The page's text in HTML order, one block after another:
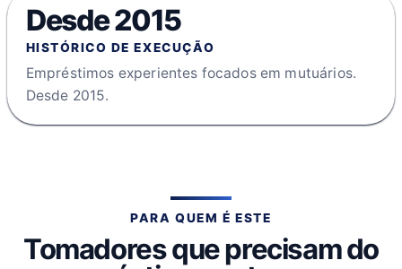
Desde 2015
HISTÓRICO DE EXECUÇÃO
Empréstimos experientes focados em mutuários.
Desde 2015.
PARA QUEM É ESTE
Tomadores que precisam do